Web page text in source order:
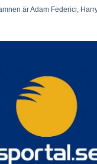
är Adam Federici,